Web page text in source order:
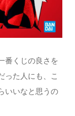
番くじの良さを
った⼈にも、こ
いいなと思うの